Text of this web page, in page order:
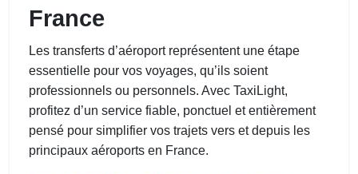
France
Les transferts d’aéroport représentent une étape
essentielle pour vos voyages, qu’ils soient
professionnels ou personnels. Avec TaxiLight,
profitez d’un service fiable, ponctuel et entièrement
pensé pour simplifier vos trajets vers et depuis les
principaux aéroports en France.